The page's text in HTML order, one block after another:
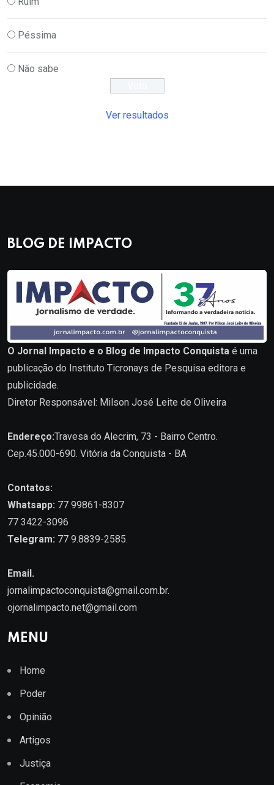
Péssima
Não sabe
Ver resultados
BLOG DE IMPACTO
O Jornal Impacto e o Blog de Impacto Conquista é uma
publicação do Instituto Ticronays de Pesquisa editora e
publicidade.
Diretor Responsável: Milson José Leite de Oliveira
Endereço:Travesa do Alecrim, 73 - Bairro Centro.
Cep.45.000-690. Vitória da Conquista - BA
Contatos:
Whatsapp: 77 99861-8307
77 3422-3096
Telegram: 77 9.8839-2585.
Email.
jornalimpactoconquista@gmail.com.br.
ojornalimpacto.net@gmail.com
MENU
Home
Poder
Opinião
Artigos
Justiça